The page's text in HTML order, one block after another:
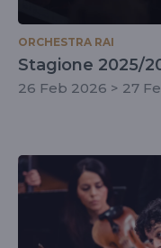
ORCHESTRA RAI
Stagione 2025/
26 Feb 2026 > 27